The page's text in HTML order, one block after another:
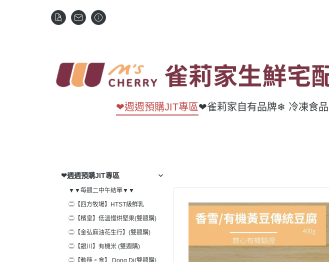
❤週週預購JIT專區❤雀莉家自有品牌❄ 冷凍食品
❤週週預購JIT專區
▼▼每週二中午結單▼▼
㊁【四方牧場】HTST級鮮乳
㊁【檳皇】低溫慢烘堅果(雙週購)
㊁【金弘麻油花生行】(雙週購)
㊁【銀川】有機米 (雙週購)